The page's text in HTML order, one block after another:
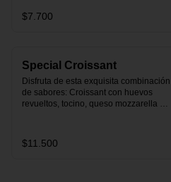
$7.700
Special Croissant
Disfruta de esta exquisita combinación
de sabores: Croissant con huevos
revueltos, tocino, queso mozzarella
$11.500